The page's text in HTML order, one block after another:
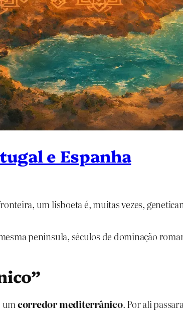
e Espanha
um lisboeta é, muitas vezes,
península, séculos de dominação
umcorredor mediterrânico. Por ali